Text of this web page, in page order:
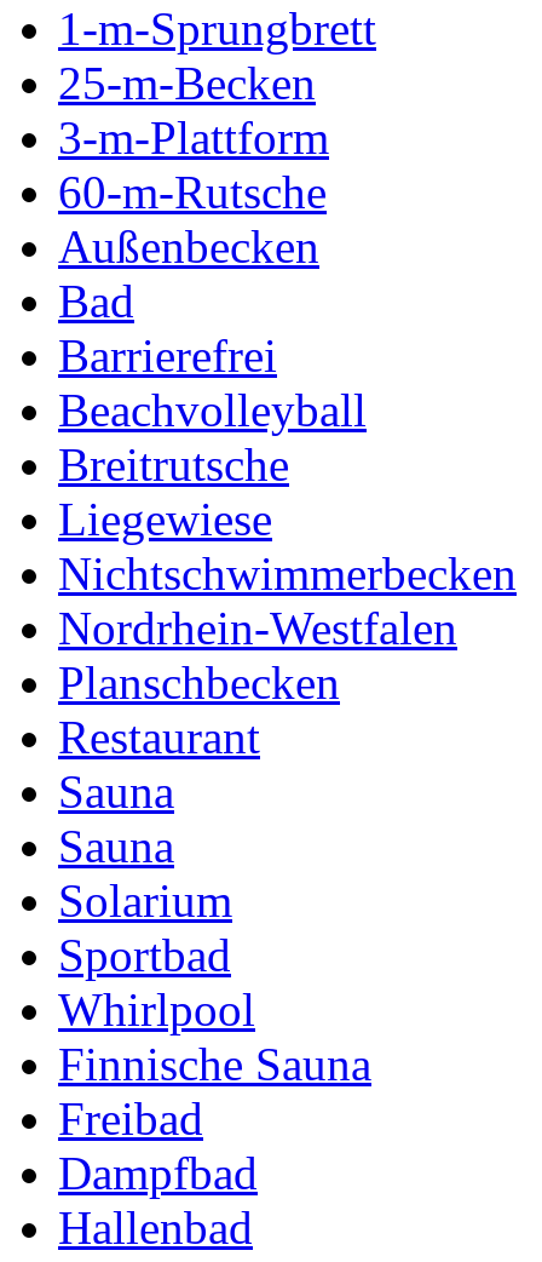
1-m-Sprungbrett
25-m-Becken
3-m-Plattform
60-m-Rutsche
Außenbecken
Bad
Barrierefrei
Beachvolleyball
Breitrutsche
Liegewiese
Nichtschwimmerbecken
Nordrhein-Westfalen
Planschbecken
Restaurant
Sauna
Sauna
Solarium
Sportbad
Whirlpool
Finnische Sauna
Freibad
Dampfbad
Hallenbad